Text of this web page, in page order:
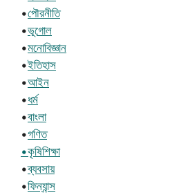
•পৌরনীতি
•ভূগোল
•মনোবিজ্ঞান
•ইতিহাস
•আইন
•ধর্ম
•বাংলা
•গণিত
•কৃষিশিক্ষা
•ব্যবসায়
•ফিন্যান্স